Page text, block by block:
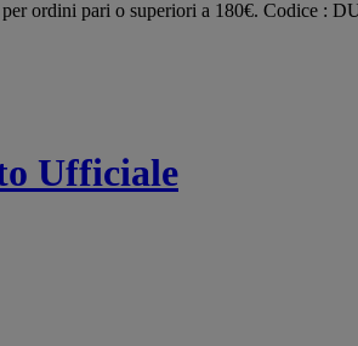
ordini pari o superiori a 180€. Codice :
Ufficiale